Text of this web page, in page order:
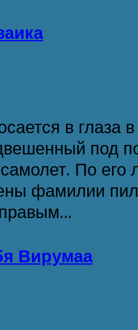
в глаза
под
По его
фамилии
Вирумаа